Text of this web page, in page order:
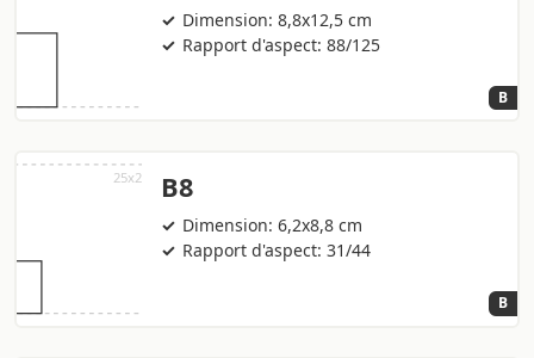
Dimension: 8,8x12,5 cm
Rapport d'aspect: 88/125
B
B8
Dimension: 6,2x8,8 cm
Rapport d'aspect: 31/44
B